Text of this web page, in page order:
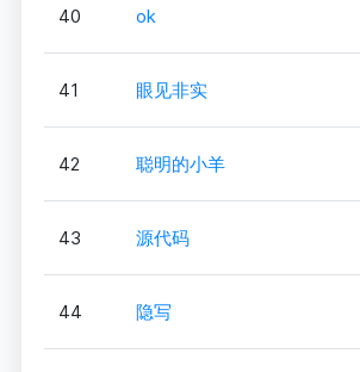
40 ok
41 眼见非实
42 聪明的小羊
43 源代码
44 隐写